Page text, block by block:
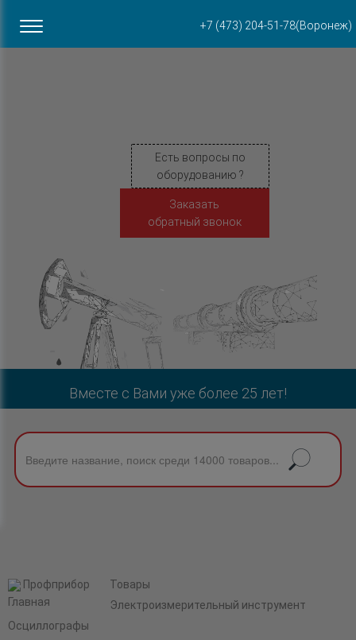
+7 (473) 204-51-78(Воронеж)
ул. Пирогова, 87Б
Есть вопросы по
оборудованию ?
Заказать
обратный звонок
Вместе с Вами уже более 25 лет!
Профприбор
Товары
Электроизмерительный инструмент
Осциллографы